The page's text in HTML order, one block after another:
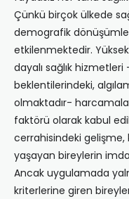
Çünkü birçok ülkede
demografik
etkilenmektedir.
dayalı sağlık
beklentilerindeki,
olmaktadır-
faktörü olarak kabul
cerrahisindeki gelişme,
yaşayan bireylerin
Ancak uygulamada
kriterlerine giren